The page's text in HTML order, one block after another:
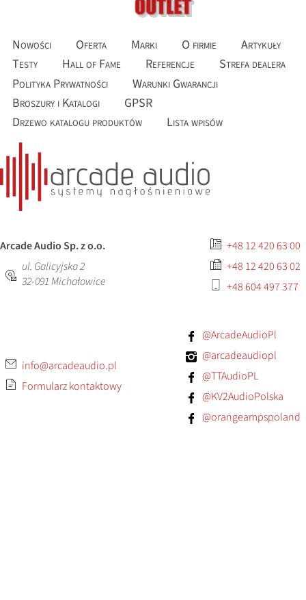
Nowości Oferta Marki O firmie
Artykuły
Testy
Hall of Fame Referencje
Strefa dealera
Polityka Prywatności
Warunki Gwarancji
Broszury i Katalogi
GPSR
Drzewo katalogu produktów
Lista wpisów
Arcade Audio Sp. z o.o.
ul. Galicyjska 2
32-091Michałowice
+48 12 420 63 00
+48 12 420 63 02
+48 604 497 377
info@arcadeaudio.pl
Formularz kontaktowy
@ArcadeAudioPl
@arcadeaudiopl
@TTAudioPL
@KV2AudioPolska
@orangeampspoland